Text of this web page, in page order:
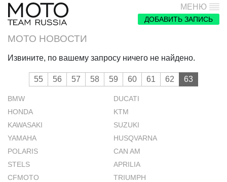
МЕНЮ
ДОБАВИТЬ ЗАПИСЬ
МОТО НОВОСТИ
Извините, по вашему запросу ничего не найдено.
55 56 57 58 59 60 61 62 63
BMW
DUCATI
HONDA
KTM
KAWASAKI
SUZUKI
YAMAHA
HUSQVARNA
POLARIS
CAN AM
STELS
APRILIA
CFMOTO
TRIUMPH